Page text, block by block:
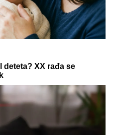
U
"Tutnja kao da je
sam i razbijanje